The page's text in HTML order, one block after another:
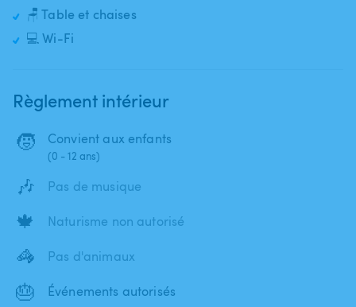
🪑 Table et chaises
💻 Wi-Fi
Règlement intérieur
🧒 Convient aux enfants
(0 - 12 ans)
🎶 Pas de musique
🍁 Naturisme non autorisé
🦓 Pas d'animaux
🎂 Événements autorisés